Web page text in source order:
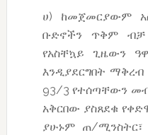
ሀ) ከመጀመርያውም
ቡድኖችን ጥቅም
የአስቸኳይ ጊዜውን
እንዲያደርግበት
93/3 የተሰጣቸውን
አቅርበው ያስጸደቁ
ያሁኑም ጠ/